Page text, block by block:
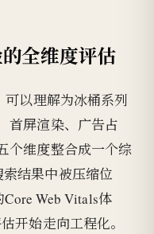
全维度评估
以理解为冰桶系列
首屏渲染、广告占
个维度整合成一个综
结果中被压缩位
Web Vitals体
开始走向工程化。